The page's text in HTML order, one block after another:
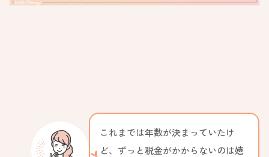
これまでは年数が決まっていたけ
ど、ずっと税金がかからないのは嬉